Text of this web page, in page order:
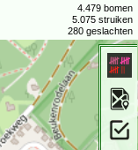
4.479 bomen
5.075 struiken
280 geslachten